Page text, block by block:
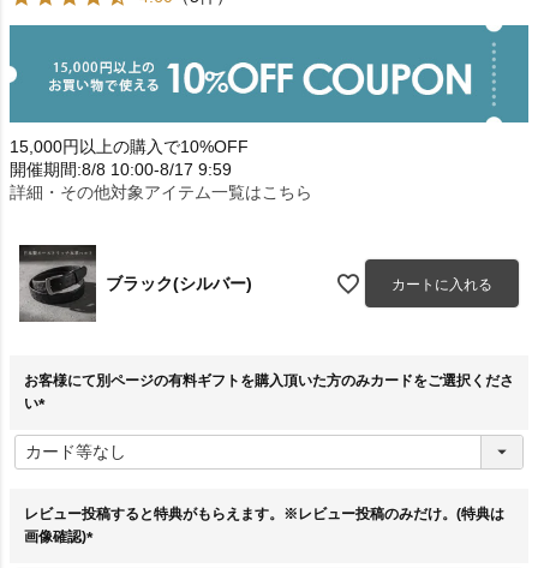
15,000円以上の購入で10%OFF
開催期間:8/8 10:00-8/17 9:59
詳細・その他対象アイテム一覧はこちら
ブラック(シルバー) カートに入れる
お客様にて別ページの有料ギフトを購入頂いた方のみカードをご選択くださ
い
必
須
レビュー投稿すると特典がもらえます。※レビュー投稿のみだけ。(特典は
画像確認)